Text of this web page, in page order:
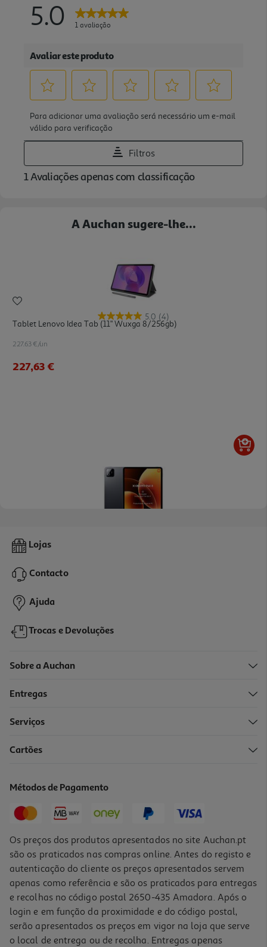
A Auchan sugere-lhe...
5.0 (4)
Tablet Lenovo Idea Tab (11" Wuxga 8/256gb)
227.63 €/un
227,63 €
Tablet Xiaomi Pad 8 (11.2" 8gb/128gb Wi-Fi Gray)
399,99 €
Lojas
Contacto
Ajuda
Trocas e Devoluções
Sobre a Auchan
Entregas
Serviços
Cartões
Métodos de Pagamento
Os preços dos produtos apresentados no site Auchan.pt
são os praticados nas compras online. Antes do registo e
autenticação do cliente os preços apresentados servem
apenas como referência e são os praticados para entregas
e recolhas no código postal 2650-435 Amadora. Após o
login e em função da proximidade e do código postal,
serão apresentados os preços em vigor na loja que serve
o local de entrega ou de recolha. Entregas apenas